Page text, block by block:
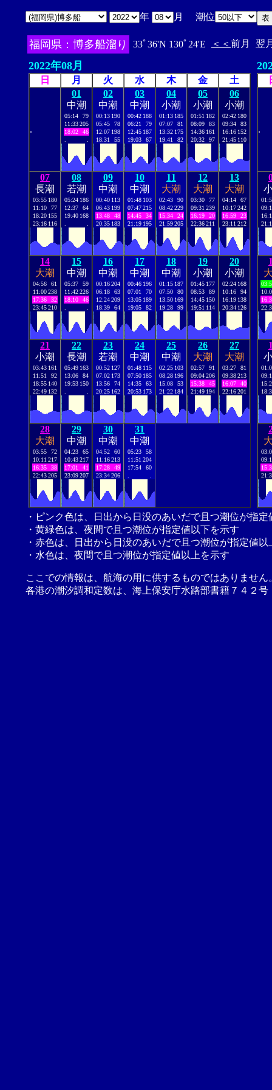
年 月 潮位
福岡県：博多船溜り 33ﾟ36'N 130ﾟ24'E ＜＜ 前月 翌
2022年08月
日 月 火 水 木 金 土
.
01
中潮
05:14
79
11:33205
18:02
46
02
中潮
00:13 190
05:45
78
12:07 198
18:31
55
03
中潮
00:42 188
06:21
79
12:45 187
19:03
67
04
小潮
01:13 185
07:07
81
13:32 175
19:41
82
05
小潮
01:51 182
08:09
83
14:36 161
20:32
97
06
小潮
02:42 180
09:34
83
16:16 152
21:45 110
07
長潮
03:55 180
11:10
77
18:20 155
23:16 116
08
若潮
05:24 186
12:37
64
19:40 168
09
中潮
00:40 113
06:43 199
13:48
48
20:35 183
10
中潮
01:48 103
07:47215
14:45
34
21:19 195
11
大潮
02:43
90
08:42229
15:34
24
21:59205
12
大潮
03:30
77
09:31 239
16:19
20
22:36211
13
大潮
04:14
67
10:17242
16:59
23
23:11 212
14
大潮
04:56
61
11:00238
17:36
32
23:45210
15
中潮
05:37
59
11:42226
18:10
46
16
中潮
00:16204
06:18
63
12:24209
18:39
64
17
中潮
00:46 196
07:01
70
13:05 189
19:05
82
18
中潮
01:15 187
07:50
80
13:50 169
19:28
99
19
小潮
01:45 177
08:53
89
14:45 150
19:51 114
20
小潮
02:24 168
10:16
94
16:19 138
20:34 126
21
小潮
03:43 161
11:51
92
18:55 140
22:49 132
22
長潮
05:49 163
13:06
84
19:53 150
23
若潮
00:52 127
07:02 173
13:56
74
20:25 162
24
中潮
01:48 115
07:50 185
14:35
63
20:53 173
25
中潮
02:25 103
08:28 196
15:08
53
21:22 184
26
大潮
02:57
91
09:04206
15:38
45
21:49 194
27
大潮
03:27
81
09:38213
16:07
40
22:16201
28
大潮
03:55
72
10:11 217
16:35
38
22:43205
29
中潮
04:23
65
10:43217
17:01
41
23:09207
30
中潮
04:52
60
11:16213
17:28
49
23:34206
31
中潮
05:23
58
11:51 204
17:54
60
.
・ピンク色は、日出から日没のあいだで且つ潮位が指
・黄緑色は、夜間で且つ潮位が指定値以下を示す
・赤色は、日出から日没のあいだで且つ潮位が指定値以
・水色は、夜間で且つ潮位が指定値以上を示す
ここでの情報は、航海の用に供するものではありませ
各港の潮汐調和定数は、海上保安庁水路部書籍７４２